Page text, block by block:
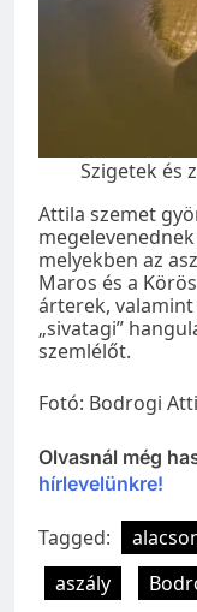
Szigetek és
Attila szemet
melyekben az
Maros és a
árterek,
„sivatagi”
szemlélőt.
Fotó: Bodrogi
Olvasnál még
hírlevelünkre!
Tagged:
aszály